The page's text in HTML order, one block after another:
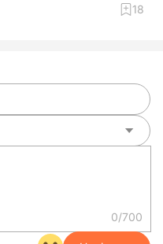
18
0/700